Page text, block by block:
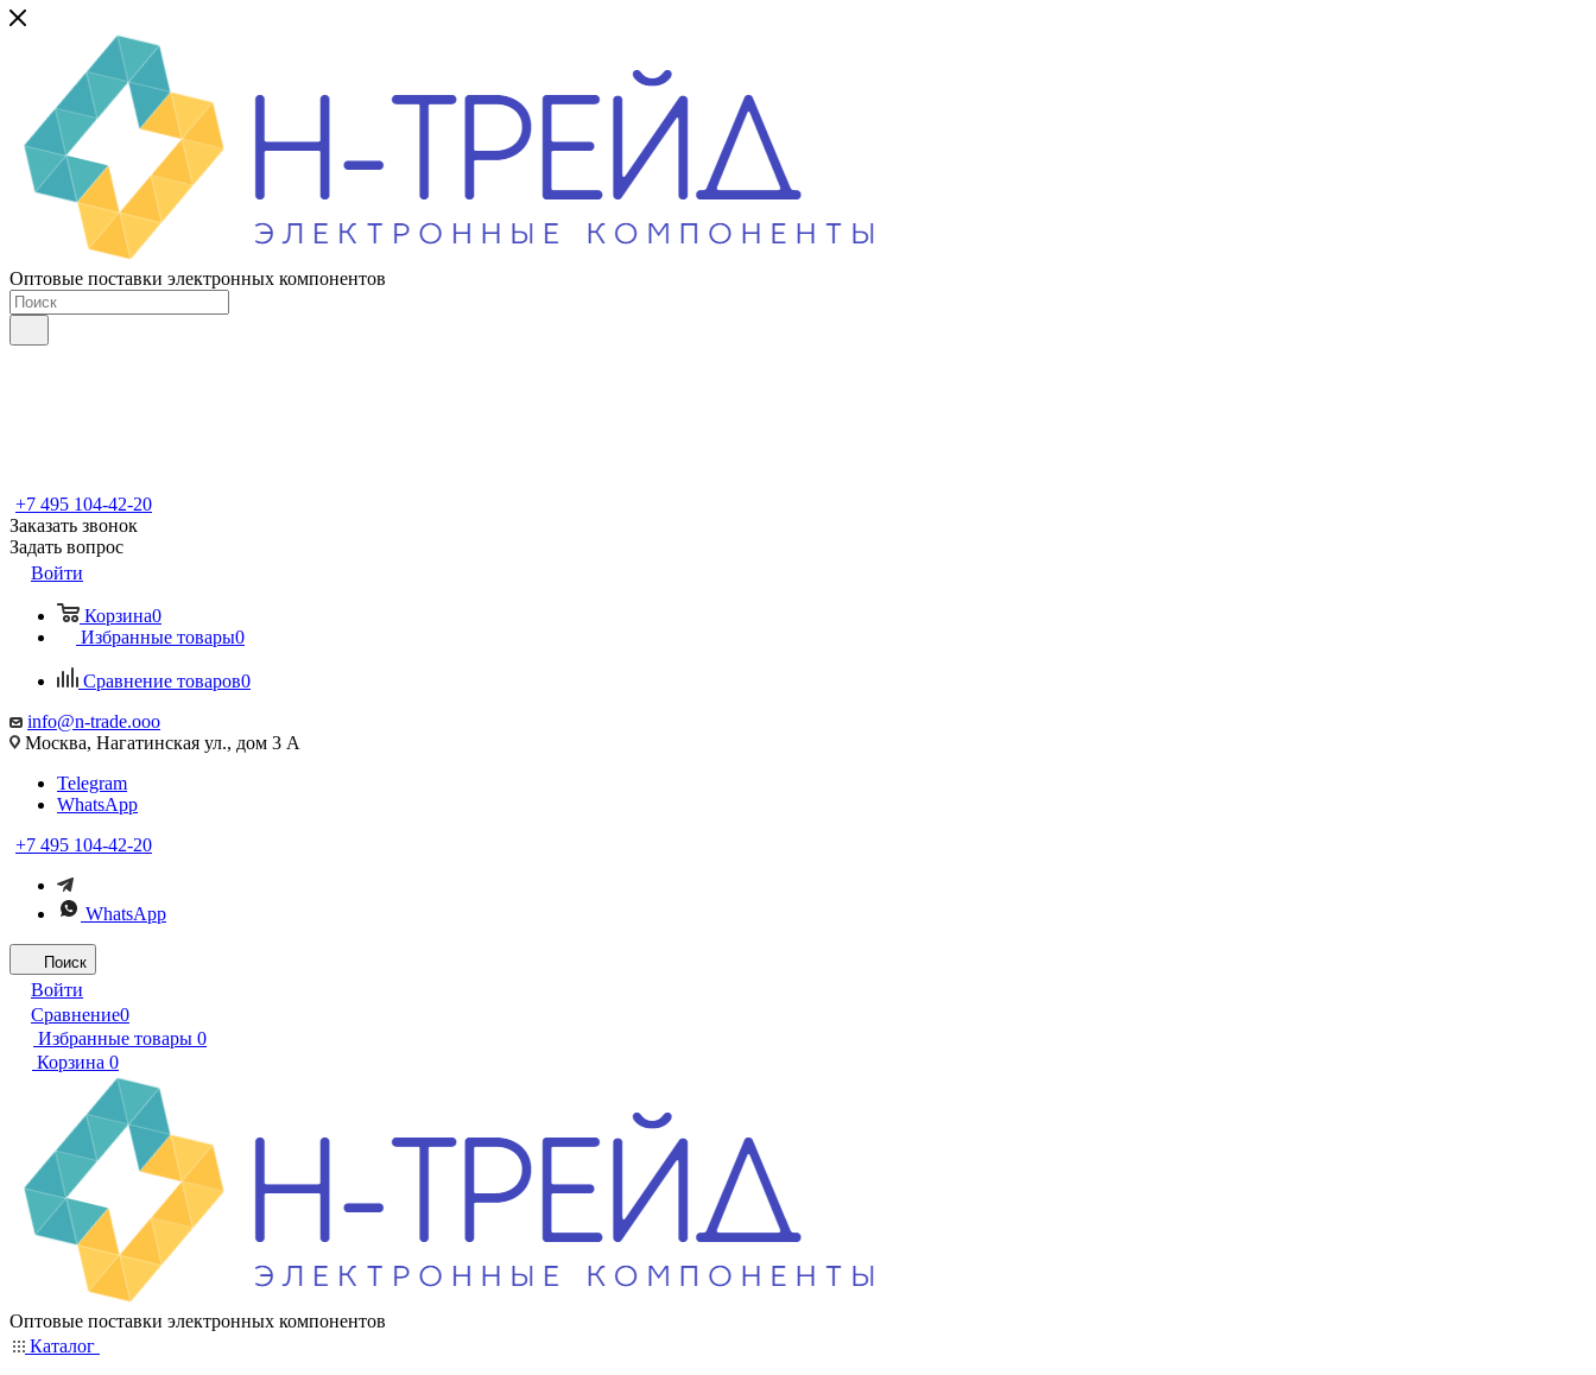
Оптовые поставки электронных компонентов
+7 495 104-42-20
Заказать звонок
Задать вопрос
Войти
Корзина0
Избранные товары0
Сравнение товаров0
info@n-trade.ooo
Москва, Нагатинская ул., дом 3 А
Telegram
WhatsApp
+7 495 104-42-20
WhatsApp
Поиск
Войти
Сравнение0
Избранные товары 0
Корзина 0
Оптовые поставки электронных компонентов
Каталог